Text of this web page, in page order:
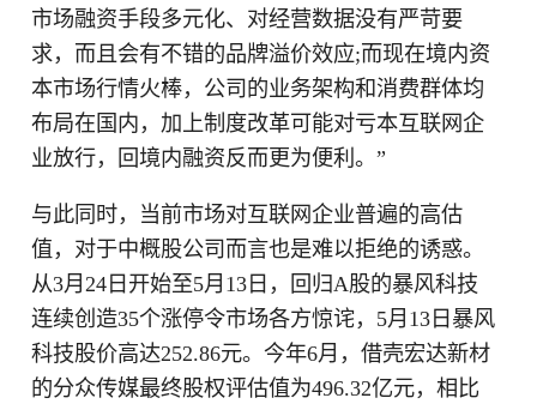
市场融资手段多元化、对经营数据没有严苛要
求，而且会有不错的品牌溢价效应;而现在境内资
本市场行情火棒，公司的业务架构和消费群体均
布局在国内，加上制度改革可能对亏本互联网企
业放行，回境内融资反而更为便利。”
与此同时，当前市场对互联网企业普遍的高估
值，对于中概股公司而言也是难以拒绝的诱惑。
从3月24日开始至5月13日，回归A股的暴风科技
连续创造35个涨停令市场各方惊诧，5月13日暴风
科技股价高达252.86元。今年6月，借壳宏达新材
的分众传媒最终股权评估值为496.32亿元，相比